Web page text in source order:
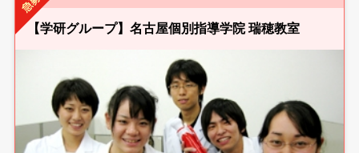
【学研グループ】名古屋個別指導学院 瑞穂教室